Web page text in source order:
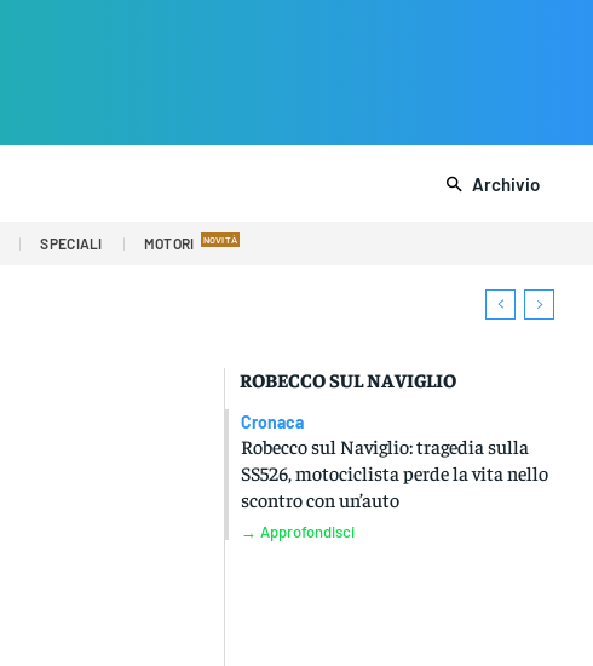
Archivio
SPECIALI MOTORI
ROBECCO SUL NAVIGLIO
Cronaca
Robecco sul Naviglio: tragedia sulla
SS526, motociclista perde la vita nello
scontro con un’auto
→ Approfondisci